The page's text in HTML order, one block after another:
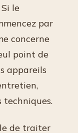
le
par
concerne
point de
appareils
techniques.
de traiter